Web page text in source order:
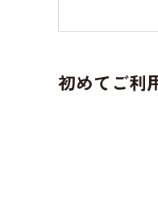
初めてご利